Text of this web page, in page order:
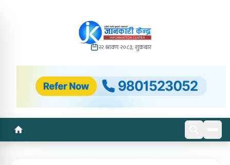
२२ श्रावण २०८३, शुक्रबार